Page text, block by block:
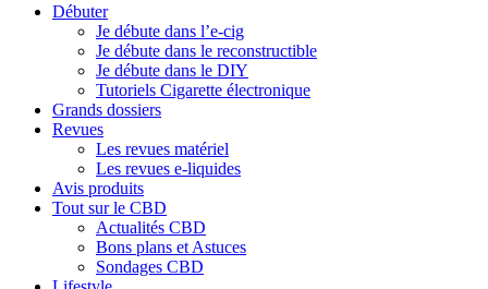
Débuter
Je débute dans l’e-cig
Je débute dans le reconstructible
Je débute dans le DIY
Tutoriels Cigarette électronique
Grands dossiers
Revues
Les revues matériel
Les revues e-liquides
Avis produits
Tout sur le CBD
Actualités CBD
Bons plans et Astuces
Sondages CBD